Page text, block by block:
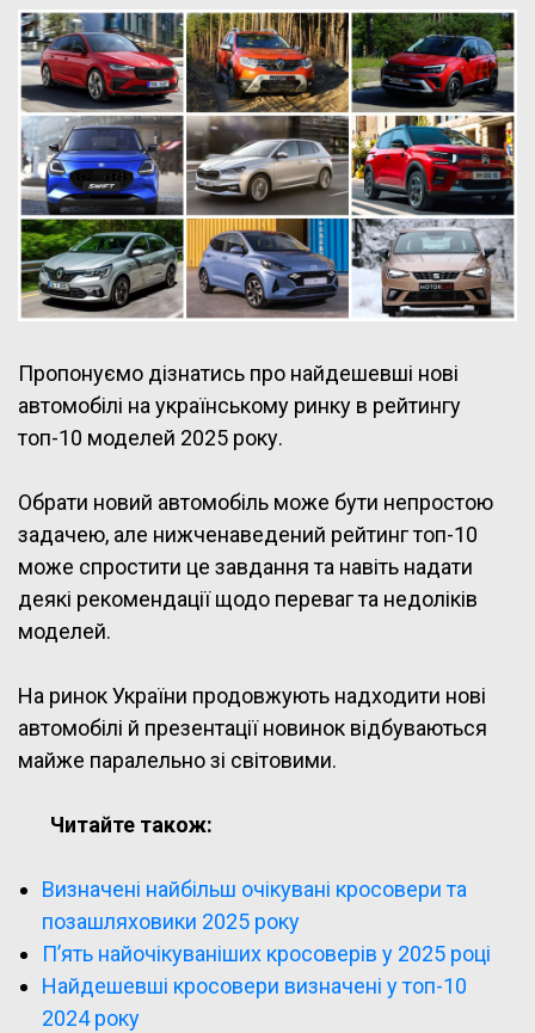
Пропонуємо дізнатись про найдешевші нові
автомобілі на українському ринку в рейтингу
топ-10 моделей 2025 року.
Обрати новий автомобіль може бути непростою
задачею, але нижченаведений рейтинг топ-10
може спростити це завдання та навіть надати
деякі рекомендації щодо переваг та недоліків
моделей.
На ринок України продовжують надходити нові
автомобілі й презентації новинок відбуваються
майже паралельно зі світовими.
Читайте також:
Визначені найбільш очікувані кросовери та
позашляховики 2025 року
П’ять найочікуваніших кросоверів у 2025 році
Найдешевші кросовери визначені у топ-10
2024 року